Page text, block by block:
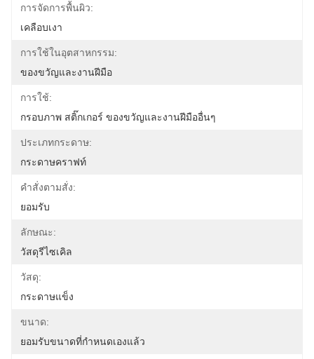
การจัดการพื้นผิว:
เคลือบเงา
การใช้ในอุตสาหกรรม:
ของขวัญและงานฝีมือ
การใช้:
กรอบภาพ สติ๊กเกอร์ ของขวัญและงานฝีมืออื่นๆ
ประเภทกระดาษ:
กระดาษคราฟท์
คําสั่งตามสั่ง:
ยอมรับ
ลักษณะ:
วัสดุรีไซเคิล
วัสดุ:
กระดาษแข็ง
ขนาด:
ยอมรับขนาดที่กำหนดเองแล้ว